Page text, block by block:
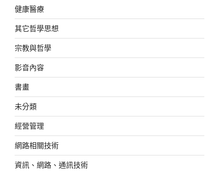
健康醫療
其它哲學思想
宗教與哲學
影音內容
書畫
未分類
經營管理
網路相關技術
資訊、網路、通訊技術